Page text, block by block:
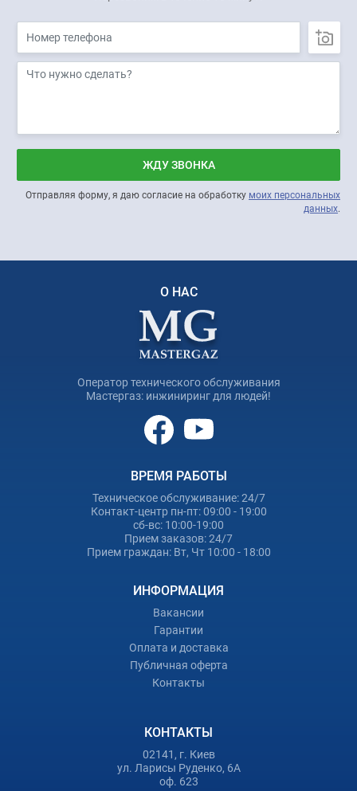
ЖДУ ЗВОНКА
Отправляя форму, я даю согласие на обработку моих персональных
данных.
О НАС
Оператор технического обслуживания
Мастергаз: инжиниринг для людей!
ВРЕМЯ РАБОТЫ
Техническое обслуживание: 24/7
Контакт-центр пн-пт: 09:00 - 19:00
сб-вс: 10:00-19:00
Прием заказов: 24/7
Прием граждан: Вт, Чт 10:00 - 18:00
ИНФОРМАЦИЯ
Вакансии
Гарантии
Оплата и доставка
Публичная оферта
Контакты
КОНТАКТЫ
02141, г. Киев
ул. Ларисы Руденко, 6А
оф. 623